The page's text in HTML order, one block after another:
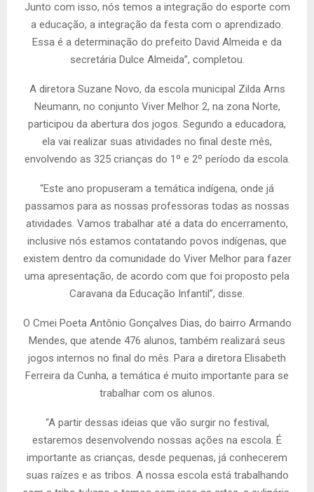
Junto com isso, nós temos a integração do esporte com
a educação, a integração da festa com o aprendizado.
Essa é a determinação do prefeito David Almeida e da
secretária Dulce Almeida”, completou.
A diretora Suzane Novo, da escola municipal Zilda Arns
Neumann, no conjunto Viver Melhor 2, na zona Norte,
participou da abertura dos jogos. Segundo a educadora,
ela vai realizar suas atividades no final deste mês,
envolvendo as 325 crianças do 1º e 2º período da escola.
“Este ano propuseram a temática indígena, onde já
passamos para as nossas professoras todas as nossas
atividades. Vamos trabalhar até a data do encerramento,
inclusive nós estamos contatando povos indígenas, que
existem dentro da comunidade do Viver Melhor para fazer
uma apresentação, de acordo com que foi proposto pela
Caravana da Educação Infantil”, disse.
O Cmei Poeta Antônio Gonçalves Dias, do bairro Armando
Mendes, que atende 476 alunos, também realizará seus
jogos internos no final do mês. Para a diretora Elisabeth
Ferreira da Cunha, a temática é muito importante para se
trabalhar com os alunos.
“A partir dessas ideias que vão surgir no festival,
estaremos desenvolvendo nossas ações na escola. É
importante as crianças, desde pequenas, já conhecerem
suas raízes e as tribos. A nossa escola está trabalhando